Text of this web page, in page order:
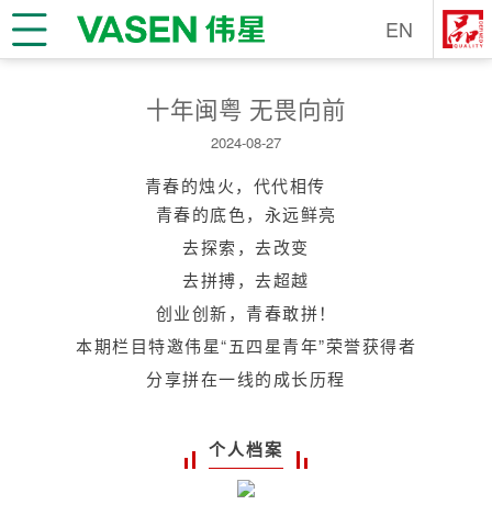
EN
十年闽粤 无畏向前
2024-08-27
青春的烛火，代代相传
青春的底色，永远鲜亮
去探索，去改变
去拼搏，去超越
创业创新，青春敢拼！
本期栏目特邀伟星“五四星青年”荣誉获得者
分享拼在一线的成长历程
个人档案